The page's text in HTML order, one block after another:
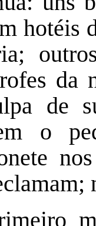
hotéis
da
de
o